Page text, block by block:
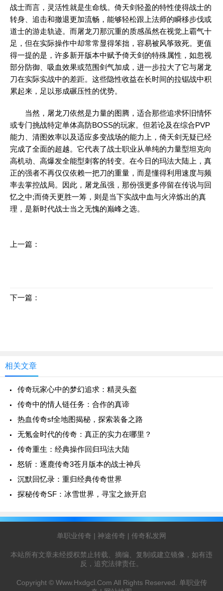
战士而言，灵活性就是生命线。倚天剑轻盈的特性使得战士的
转身、追击和撤退更加流畅，能够轻松跟上法师的瞬移步伐或
道士的游走轨迹。而屠龙刀那沉重的质感虽然在视觉上霸气十
足，但在实际操作中却常常显得笨拙，容易被风筝致死。更值
得一提的是，许多新开版本中赋予倚天剑的特殊属性，如忽视
部分防御、吸血效果或范围剑气加成，进一步拉大了它与屠龙
刀在实际实战中的差距。这些隐性收益在长时间的拉锯战中积
累起来，足以形成碾压性的优势。
当然，屠龙刀依然是力量的图腾，适合那些追求怀旧情怀
或专门挑战特定单体高防BOSS的玩家。但若论及在综合PVP
能力、清图效率以及适应多变战场的能力上，倚天剑无疑已经
完成了全面的超越。它代表了战士职业从单纯的力量型坦克向
高机动、高爆发全能型刺客的转变。在今日的玛法大陆上，真
正的强者不再仅仅依赖一把刀的重量，而是懂得利用速度与频
率去掌控战局。因此，屠龙虽强，那份强更多停留在传说与回
忆之中;而倚天更胜一筹，则是当下实战中血与火淬炼出的真
理，是新时代战士当之无愧的巅峰之选。
上一篇：
下一篇：
相关文章
传奇玩家心中的梦幻追求：精灵头盔
传奇中的情人链任务：合作的真谛
热血传奇sf全地图揭秘，探索装备之路
无氪金时代的传奇：真正的实力在哪里？
传奇重生：经典操作回归玛法大陆
怒斩：逐鹿传奇3苍月版本的战士神兵
沉默回忆录：重归经典传奇世界
探秘传奇SF：冰雪世界，寻宝之旅开启
单职业传奇 | 神途传奇 | 传奇私发网
本站所有文章未经授权禁止转载、摘编、复制或建立镜像，如有违
反，追究法律责任。
Copyright © Www.Hxdgcl.Com All Rights Reserved. 单职业传